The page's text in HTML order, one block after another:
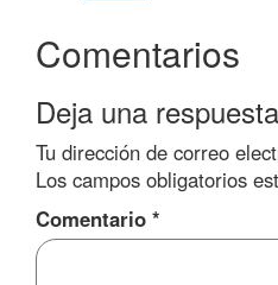
Comentarios
Deja una respuesta
Tu dirección de correo
Los campos obligatorios
Comentario *